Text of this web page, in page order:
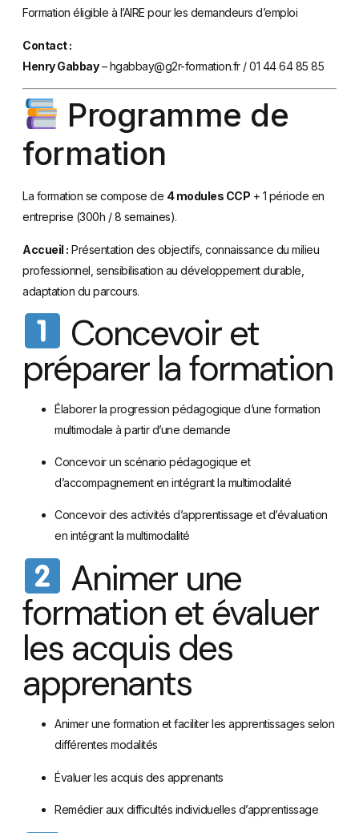
Formation éligible à l’AIRE pour les demandeurs d’emploi
Contact :
Henry Gabbay–hgabbay@g2r-formation.fr/ 01 44 64 85 85
Programme de
formation
La formation se compose de 4 modules CCP + 1 période en
entreprise (300h / 8 semaines).
Accueil : Présentation des objectifs, connaissance du milieu
professionnel, sensibilisation au développement durable,
adaptation du parcours.
Concevoir et
préparer la formation
Élaborer la progression pédagogique d’une formation
multimodale à partir d’une demande
Concevoir un scénario pédagogique et
d’accompagnement en intégrant la multimodalité
Concevoir des activités d’apprentissage et d’évaluation
en intégrant la multimodalité
Animer une
formation et évaluer
les acquis des
apprenants
Animer une formation et faciliter les apprentissages selon
différentes modalités
Évaluer les acquis des apprenants
Remédier aux difficultés individuelles d’apprentissage